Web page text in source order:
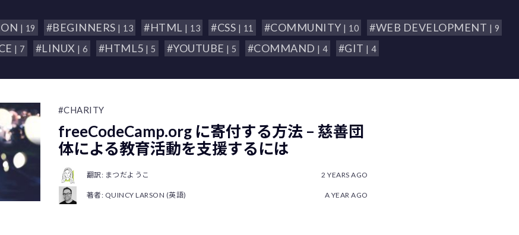
| 19 #BEGINNERS | 13 #HTML | 13 #CSS | 11 #COMMUNITY | 10 #WEB DEVELOPMENT | 9
| 7 #LINUX | 6 #HTML5 | 5 #YOUTUBE | 5 #COMMAND | 4 #GIT | 4
#CHARITY
freeCodeCamp.org に寄付する方法 – 慈善団
体による教育活動を支援するには
翻訳: まつだようこ 2 YEARS AGO
著者: QUINCY LARSON (英語) A YEAR AGO